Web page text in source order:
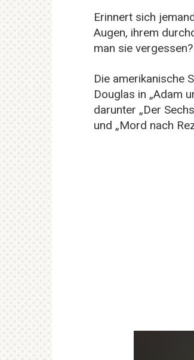
Erinnert sich
Augen, ihrem
man sie vergessen?
Die amerikanische
Douglas in „Adam
darunter „Der
und „Mord nach